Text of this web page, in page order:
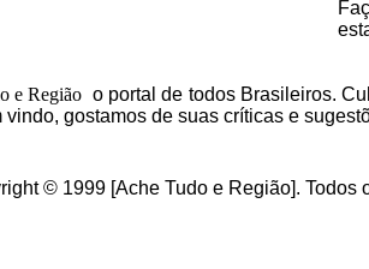
e Região o portalde todos Brasileiros.
vindo, gostamos de suas críticas e
© 1999 [Ache Tudo e Região]. Todos